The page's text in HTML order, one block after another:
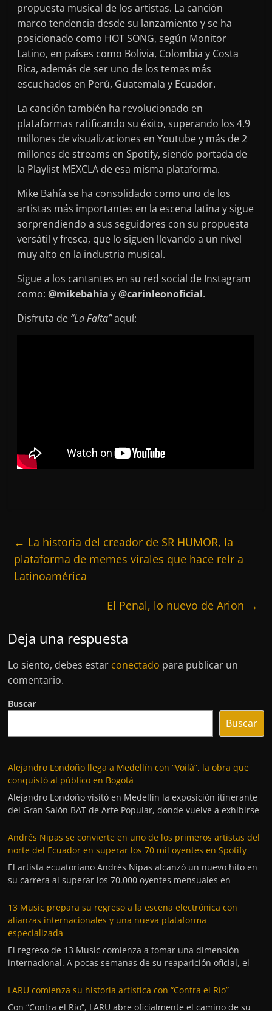
propuesta musical de los artistas. La canción
marco tendencia desde su lanzamiento y se ha
posicionado como HOT SONG, según Monitor
Latino, en países como Bolivia, Colombia y Costa
Rica, además de ser uno de los temas más
escuchados en Perú, Guatemala y Ecuador.
La canción también ha revolucionado en
plataformas ratificando su éxito, superando los 4.9
millones de visualizaciones en Youtube y más de 2
millones de streams en Spotify, siendo portada de
la Playlist MEXCLA de esa misma plataforma.
Mike Bahía se ha consolidado como uno de los
artistas más importantes en la escena latina y sigue
sorprendiendo a sus seguidores con su propuesta
versátil y fresca, que lo siguen llevando a un nivel
muy alto en la industria musical.
Sigue a los cantantes en su red social de Instagram
como:@mikebahia y@carinleonoficial.
Disfruta de “La Falta”aquí:
← La historia del creador de SR HUMOR, la
plataforma de memes virales que hace reír a
Latinoamérica
El Penal, lo nuevo de Arion →
Deja una respuesta
Lo siento, debes estar conectado para publicar un
comentario.
Buscar
Buscar
Alejandro Londoño llega a Medellín con “Voilà”, la obra que
conquistó al público en Bogotá
Alejandro Londoño visitó en Medellín la exposición itinerante
del Gran Salón BAT de Arte Popular, donde vuelve a exhibirse
Andrés Nipas se convierte en uno de los primeros artistas del
norte del Ecuador en superar los 70 mil oyentes en Spotify
El artista ecuatoriano Andrés Nipas alcanzó un nuevo hito en
su carrera al superar los 70.000 oyentes mensuales en
13 Music prepara su regreso a la escena electrónica con
alianzas internacionales y una nueva plataforma
especializada
El regreso de 13 Music comienza a tomar una dimensión
internacional. A pocas semanas de su reaparición oficial, el
LARU comienza su historia artística con “Contra el Río”
Con “Contra el Río”, LARU abre oficialmente el camino de su